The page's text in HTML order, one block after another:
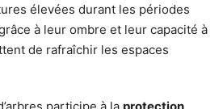
élevées durant les périodes
à leur ombre et leur capacité à
de rafraîchir les espaces
participe à la protection